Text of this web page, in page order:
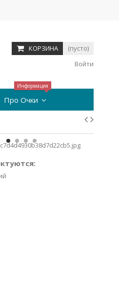
КОРЗИНА
(пусто)
Войти
Про Очки
Информация